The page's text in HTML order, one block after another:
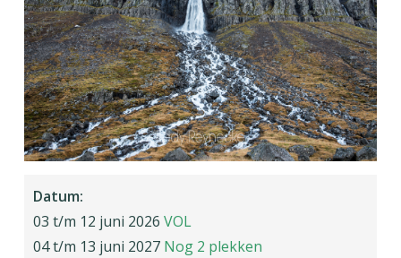
Datum:
03 t/m 12 juni 2026 VOL
04 t/m 13 juni 2027 Nog 2 plekken